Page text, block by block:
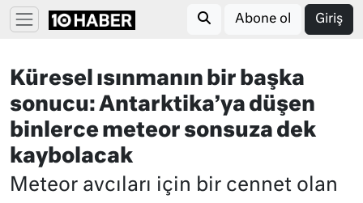
Abone ol Giriş
Küresel ısınmanın bir başka
sonucu: Antarktika’ya düşen
binlerce meteor sonsuza dek
kaybolacak
Meteor avcıları için bir cennet olan